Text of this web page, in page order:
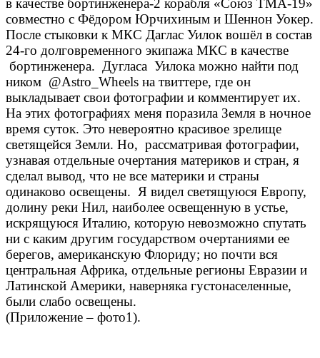
в качестве бортинженера-2 корабля «Союз ТМА-19»
совместно с Фёдором Юрчихиным и Шеннон Уокер.
После стыковки к МКС Даглас Уилок вошёл в состав
24-го долговременного экипажа МКС в качестве
бортинженера. Дугласа Уилока можно найти под
ником @Astro_Wheels на твиттере, где он
выкладывает свои фотографии и комментирует их.
На этих фотографиях меня поразила Земля в ночное
время суток. Это невероятно красивое зрелище
светящейся Земли. Но, рассматривая фотографии,
узнавая отдельные очертания материков и стран, я
сделал вывод, что не все материки и страны
одинаково освещены. Я видел светящуюся Европу,
долину реки Нил, наиболее освещенную в устье,
искрящуюся Италию, которую невозможно спутать
ни с каким другим государством очертаниями ее
берегов, американскую Флориду; но почти вся
центральная Африка, отдельные регионы Евразии и
Латинской Америки, наверняка густонаселенные,
были слабо освещены.
(Приложение – фото1).